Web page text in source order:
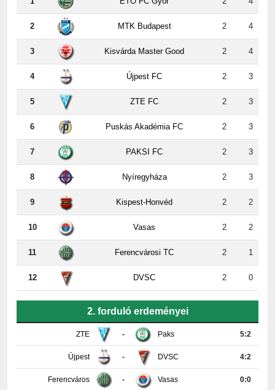
3 Kisvárda Master Good 2 4
4 Újpest FC 2 3
5 ZTE FC 2 3
6 Puskás Akadémia FC 2 3
7 PAKSI FC 2 3
8 Nyíregyháza 2 3
9 Kispest-Honvéd 2 2
10 Vasas 2 2
11 Ferencvárosi TC 2 1
12 DVSC 2 0
ZTE - Paks
Újpest DVSC 4:2
Ferencváros Vasas 0:0
Győr Nyíregyháza 4:0